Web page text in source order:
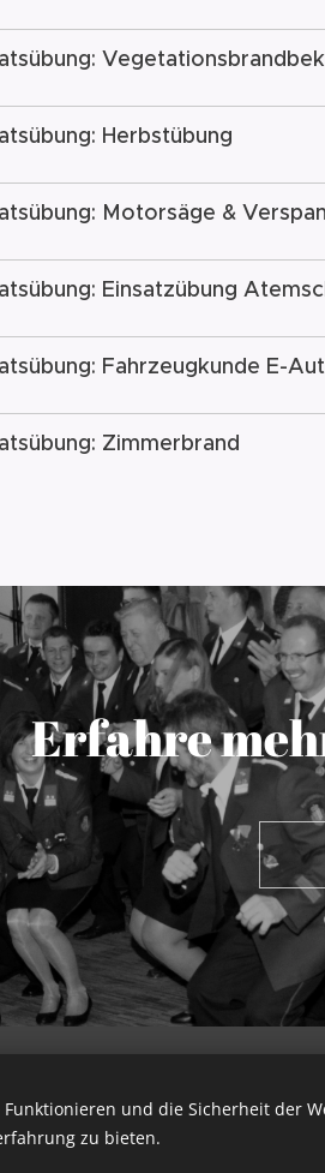
Herbstübung
Motorsäge &
Einsatzübung
Fahrzeugkunde E-
Zimmerbrand
Erfahre
ff-herzogsdorf@gmx.at|
und die Sicherheit der
zu bieten.